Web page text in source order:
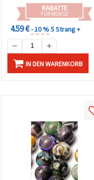
RABATTE
FÜR MENGE
4.59 €- 10 %5 Strang +
IN DEN WARENKORB